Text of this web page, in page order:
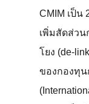
CMIM เป็น
เพิ่มสัดส่วน
โยง (de-
ของกองทุน